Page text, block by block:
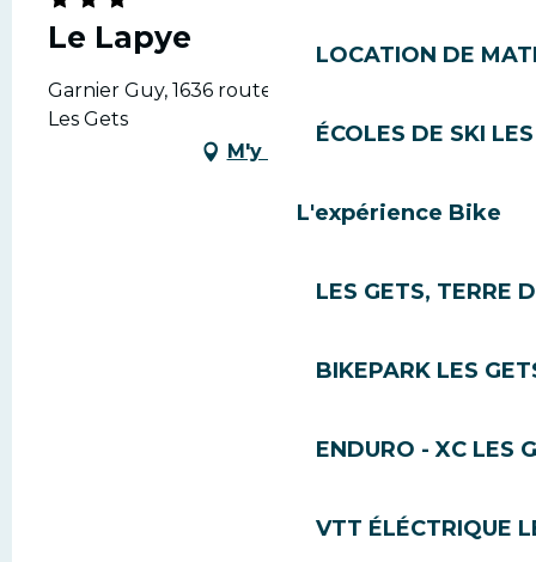
LOCATION DE
ÉCOLES DE SKI
L'expérience Bike
LES GETS, TERRE
BIKEPARK LES
ENDURO - XC LES
VTT ÉLÉCTRIQUE
Le Lapye
Garnier Guy, 1636 route des chavannes, 74260
Les Gets
M'y rendre